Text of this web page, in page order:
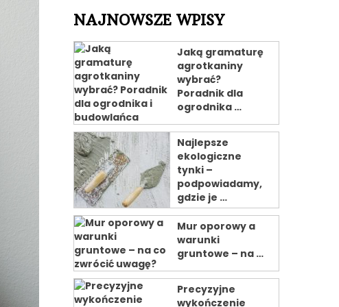
NAJNOWSZE WPISY
Jaką gramaturę
agrotkaniny
wybrać?
Poradnik dla
ogrodnika …
Najlepsze
ekologiczne
tynki –
podpowiadamy,
gdzie je …
Mur oporowy a
warunki
gruntowe – na …
Precyzyjne
wykończenie